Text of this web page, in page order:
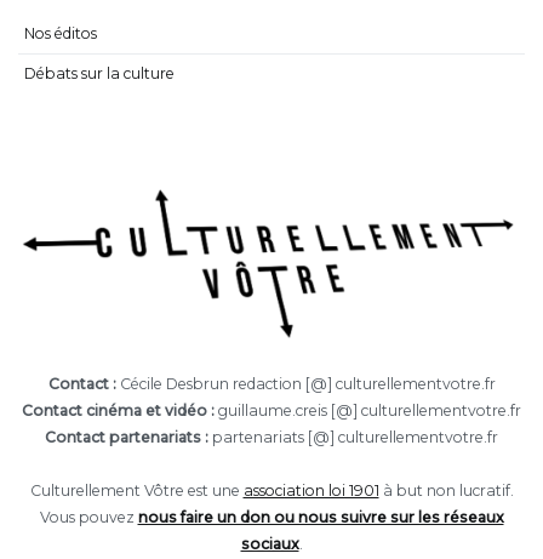
Nos éditos
Débats sur la culture
Contact :Cécile Desbrun redaction [@] culturellementvotre.fr
Contact cinéma et vidéo : guillaume.creis [@] culturellementvotre.fr
Contact partenariats : partenariats [@] culturellementvotre.fr
Culturellement Vôtre est une association loi 1901 à but non lucratif.
Vous pouvez nous faire un don ou nous suivre sur les réseaux
sociaux.